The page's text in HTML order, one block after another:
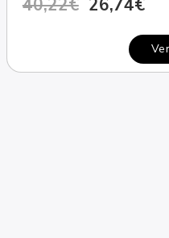
40,22€ 26,74€